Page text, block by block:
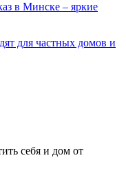
в Минске – яркие
для частных домов и
себя и дом от